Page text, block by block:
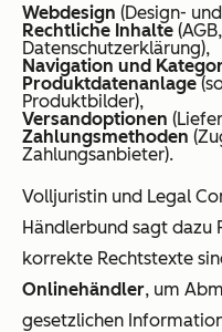
Webdesign (Design-
Rechtliche Inhalte
Datenschutzerklärung),
Navigation und
Produktdatenanlage
Produktbilder),
Versandoptionen
Zahlungsmethoden
Zahlungsanbieter).
Volljuristin und Legal
Händlerbund sagt dazu
korrekte Rechtstexte
Onlinehändler, um
gesetzlichen